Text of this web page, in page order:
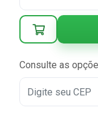
Consulte as